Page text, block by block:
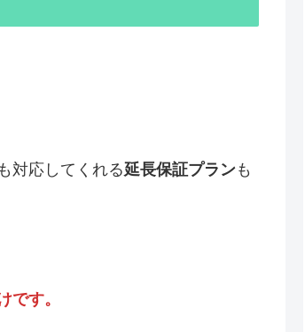
対応してくれる延長保証プランも
です。